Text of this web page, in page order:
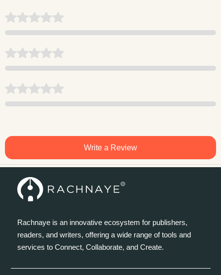
Write a Review
Rachnaye is an innovative ecosystem for publishers,
readers, and writers, offering a wide range of tools and
services to Connect, Collaborate, and Create.